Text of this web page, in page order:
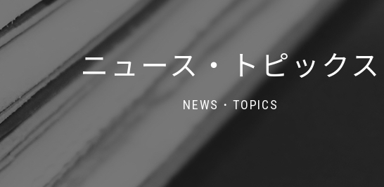
ニュース・トピックス
NEWS・TOPICS